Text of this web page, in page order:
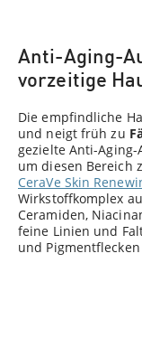
Anti-Aging-
vorzeitige
Die empfindliche
und neigt früh zu
gezielte Anti-
um diesen Bereich
CeraVe Skin
Wirkstoffkomplex
Ceramiden,
feine Linien und
und Pigmentflecken